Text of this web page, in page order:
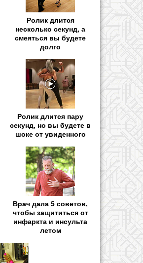
Ролик длится
несколько секунд, а
смеяться вы будете
долго
Ролик длится пару
секунд, но вы будете в
шоке от увиденного
Врач дала 5 советов,
чтобы защититься от
инфаркта и инсульта
летом